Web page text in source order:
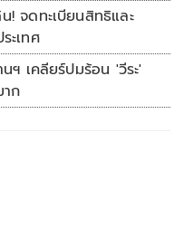
! จดทะเบียนสิทธิและ
ะเทศ
ฯ เคลียร์ปมร้อน 'วีระ'
ก